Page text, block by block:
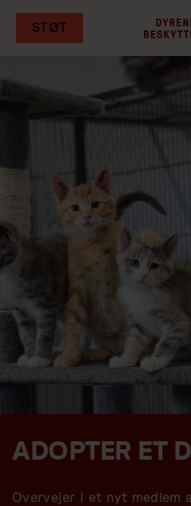
til
hovedindhold
STØT
ADOPTER ET
Overvejer I et nyt medlem